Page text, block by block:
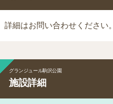
詳細はお問い合わせください。
グランジュール駒沢公園
施設詳細